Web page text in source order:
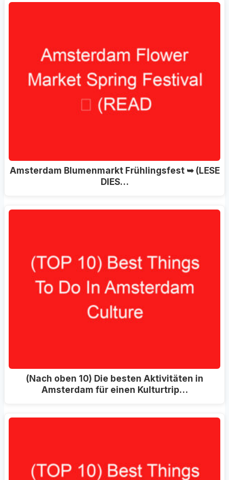
Amsterdam Blumenmarkt Frühlingsfest ➥ (LESE
DIES…
(Nach oben 10) Die besten Aktivitäten in
Amsterdam für einen Kulturtrip…